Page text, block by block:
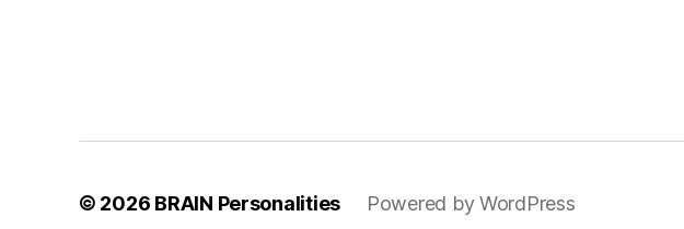
© 2026 BRAIN Personalities Powered by WordPress